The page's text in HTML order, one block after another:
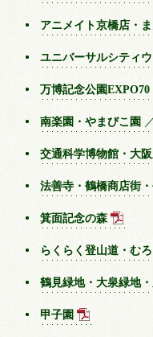
アニメイト京橋店・
ユニバーサルシティ
万博記念公園EXPO70
南楽園・やまびこ園
交通科学博物館・大
法善寺・鶴橋商店街
箕面記念の森
らくらく登山道・む
鶴見緑地・大泉緑地
甲子園